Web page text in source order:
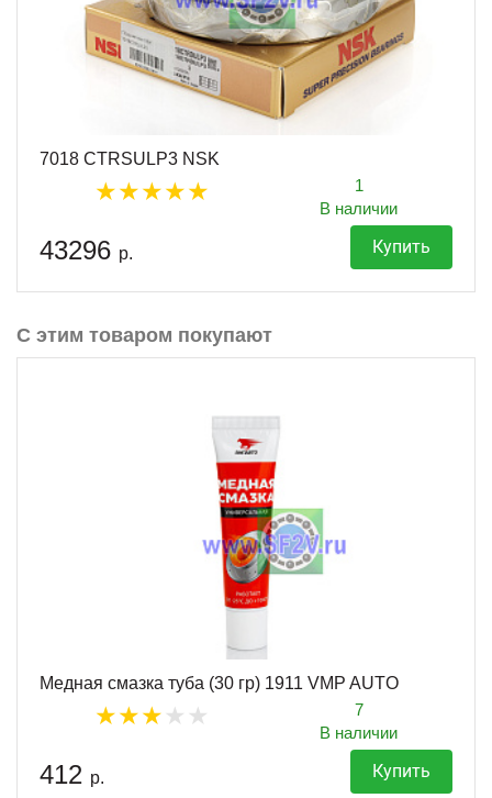
7018 CTRSULP3 NSK
1
В наличии
43296 р. Купить
С этим товаром покупают
Медная смазка туба (30 гр) 1911 VMP AUTO
7
В наличии
412 р. Купить